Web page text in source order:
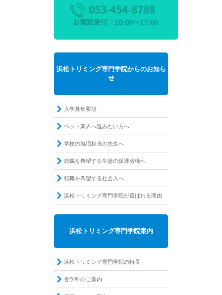
浜松トリミング専門学院からのお知ら
せ
入学募集要項
ペット業界へ進みたい方へ
学校の就職担当の先生へ
就職を希望する生徒の保護者様へ
転職を希望する社会人へ
浜松トリミング専門学院が選ばれる理由
浜松トリミング専門学院案内
浜松トリミング専門学院の特長
各学科のご案内